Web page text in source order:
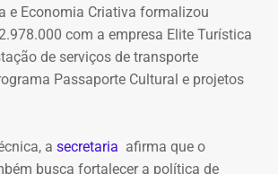
e Economia Criativa formalizou
com a empresa Elite Turística
de serviços de transporte
Passaporte Cultural e projetos
a secretaria afirma que o
busca fortalecer a política de